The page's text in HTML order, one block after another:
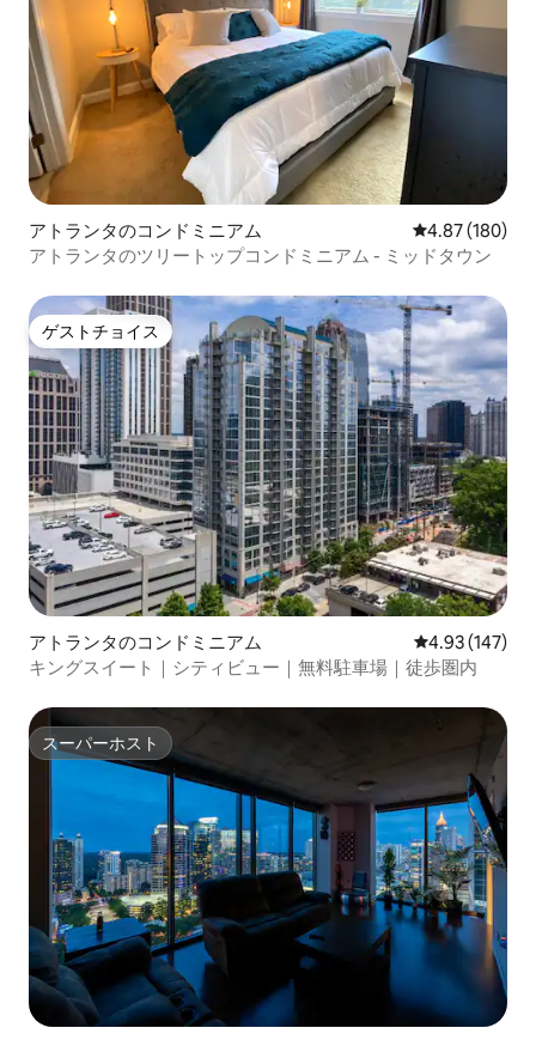
アトランタのコンドミニアム レビュー180
4.87 (180)
アトランタのツリートップコンドミニアム - ミッドタウン
ゲストチョイス
ゲストチョイス
アトランタのコンドミニアム レビュー147
4.93 (147)
キングスイート｜シティビュー｜無料駐車場｜徒歩圏内
スーパーホスト
スーパーホスト